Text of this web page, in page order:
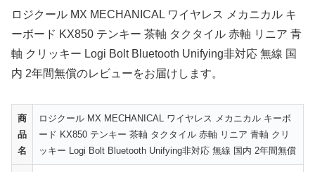
ロジクール MX MECHANICAL ワイヤレス メカニカル キ
ーボード KX850 テンキー 茶軸 タクタイル 赤軸 リニア 青
軸 クリッキー Logi Bolt Bluetooth Unifying非対応 無線 国
内 2年間無償のレビューをお届けします。
商
品
名
ロジクール MX MECHANICAL ワイヤレス メカニカル キーボ
ード KX850 テンキー 茶軸 タクタイル 赤軸 リニア 青軸 クリ
ッキー Logi Bolt Bluetooth Unifying非対応 無線 国内 2年間無償